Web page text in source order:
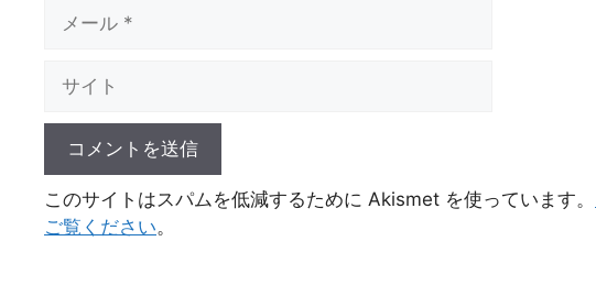
ト
このサイトはスパムを低減するために Akismet を使っています。
ご覧ください。